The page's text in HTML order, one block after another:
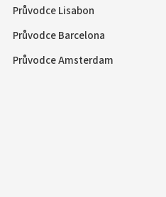
Průvodce Lisabon
Průvodce Barcelona
Průvodce Amsterdam